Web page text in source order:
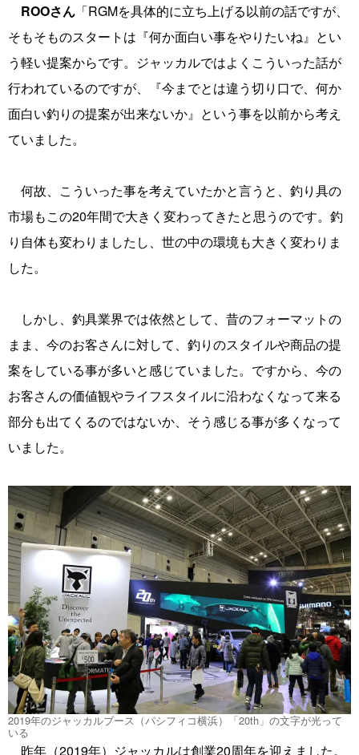
ROOさん 「RGMを具体的に立ち上げる以前の話ですが、
そもそものスタートは『何か面白い事をやりたいね』とい
う軽い提案からです。ジャッカルではよくこういった話が
行われているのですが、『今までとは違う切り口で、何か
面白い釣りの提案が出来ないか』という事を以前から考え
ていました。
何故、こういった事を考えていたかと言うと、釣り具の
市場もこの20年間で大きく変わってきたと思うのです。釣
り自体も変わりましたし、世の中の環境も大きく変わりま
した。
しかし、釣具業界では依然として、昔のフォーマットの
まま、今のお客さんに対して、釣りのスタイルや商品の提
案をしている事が多いと感じていました。ですから、今の
お客さんの価値観やライフスタイルに沿わなくなって来る
部分も出てくるのではないか、そう感じる事が多くなって
いました。
2019年のジャッカルブース（パシフィコ横浜）「20th」の文字が光って
いる
昨年（2019年）ジャッカルは創業20周年を迎えました。